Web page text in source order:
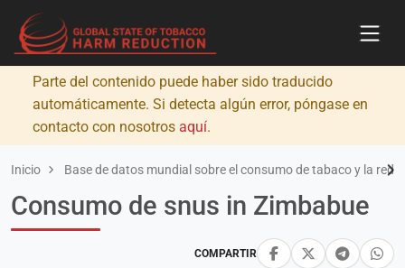
Parte del contenido puede haber sido traducido
automáticamente. Si detecta algún error, póngase en
contacto con nosotros aquí.
Inicio Base de datos mundial sobre el consumo de tabaco y la
COMPARTIR
Consumo de snus in Zimbabue